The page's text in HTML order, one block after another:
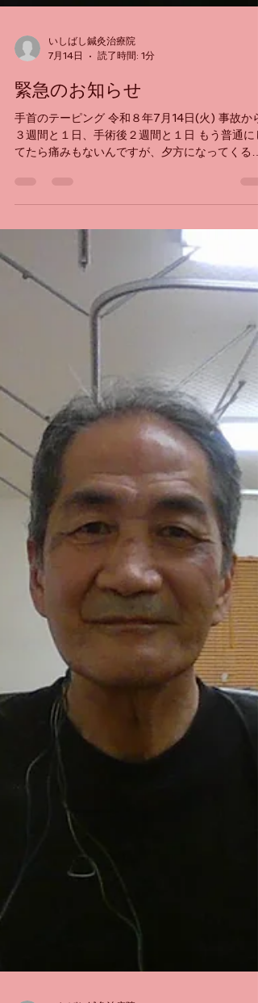
いしばし鍼灸治療院
緊急のお知らせ
てたら痛みもないんですが、夕方になってくると
はいってる所が押すとズキッと痛くなるので、テ
ーピングを骨に沿ってたしてみたら、あら不思議
触っても痛くなくなりました。 これで完璧！明
からまた頑張ろう😁👍